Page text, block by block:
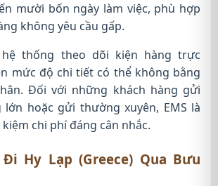
mười bốn ngày làm việc, phù hợp
không yêu cầu gấp.
hệ thống theo dõi kiện hàng trực
mức độ chi tiết có thể không bằng
Đối với những khách hàng gửi
hoặc gửi thường xuyên, EMS là
chi phí đáng cân nhắc.
Hy Lạp (Greece) Qua Bưu